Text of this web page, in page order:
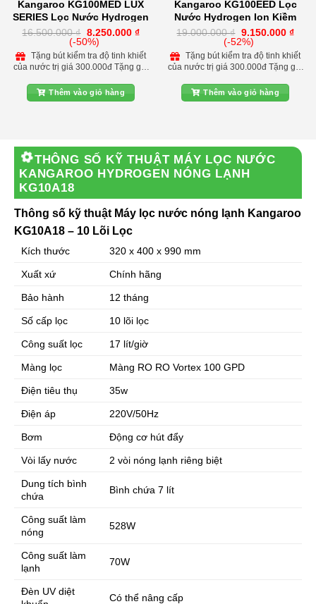
Kangaroo KG100MED LUX
SERIES Lọc Nước Hydrogen
Ion Kiềm
16.500.000₫ Giá
gốc
là:
16.500.000 ₫.
8.250.000 ₫Giá
tại
là:
8.250.000 ₫.
(-50%)
của nước trị giá 300.000đ Tặng gói
nội thành Hà Nội Giảm 150.000đ
khi lắp kèm bộ lọc nước đầu nguồn
088
Thêm vào giỏ hàng
Kangaroo KG100EED Lọc
Nước Hydrogen Ion Kiềm
19.000.000₫ Giá
gốc
là:
19.000.000 ₫.
9.150.000 ₫Giá
tại
là:
(-52%)
của nước trị giá 300.000đ Tặng gói
nội thành Hà Nội Giảm 150.000đ
khi lắp kèm bộ lọc nước đầu nguồn
ưu đãi tốt nhất
Thêm vào giỏ hàng
THÔNG SỐ KỸ THUẬT MÁY LỌC NƯỚC
KANGAROO HYDROGEN NÓNG LẠNH
KG10A18
Thông số kỹ thuật Máy lọc nước nóng lạnh Kangaroo
KG10A18 – 10 Lõi Lọc
Kích thước 320 x 400 x 990 mm
Xuất xứ Chính hãng
Bảo hành 12 tháng
Số cấp lọc 10 lõi lọc
Công suất lọc 17 lít/giờ
Màng lọc Màng RO RO Vortex 100 GPD
Điện tiêu thụ 35w
Điện áp 220V/50Hz
Bơm Động cơ hút đẩy
Vòi lấy nước 2 vòi nóng lạnh riêng biệt
Dung tích bình
chứa
Bình chứa 7 lít
Công suất làm
nóng
528W
Công suất làm
lạnh
70W
Đèn UV diệt
Có thể nâng cấp